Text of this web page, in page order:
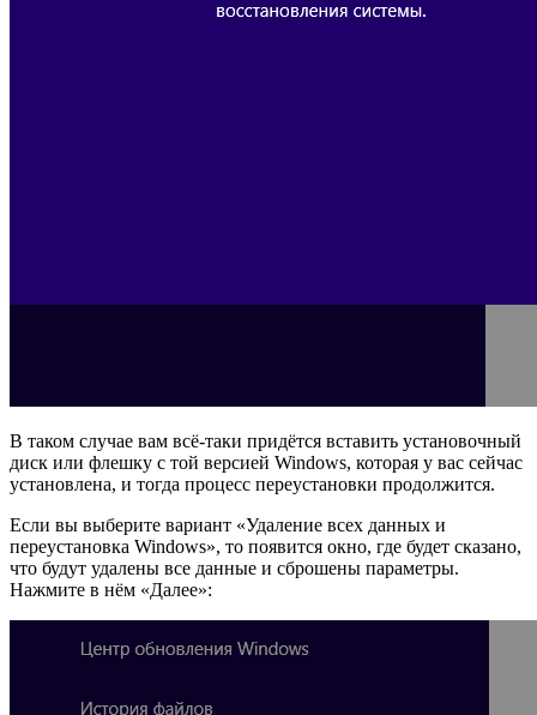
В таком случае вам всё-таки придётся вставить установочный
диск или флешку с той версией Windows, которая у вас сейчас
установлена, и тогда процесс переустановки продолжится.
Если вы выберите вариант «Удаление всех данных и
переустановка Windows», то появится окно, где будет сказано,
что будут удалены все данные и сброшены параметры.
Нажмите в нём «Далее»: